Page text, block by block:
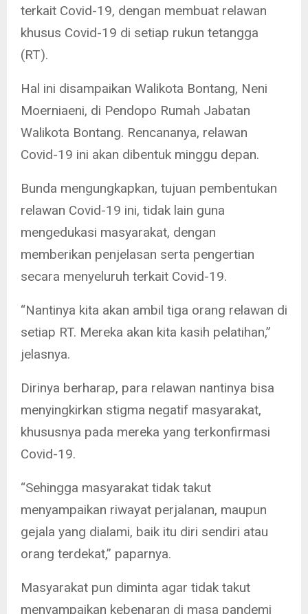
terkait Covid-19, dengan membuat relawan
khusus Covid-19 di setiap rukun tetangga
(RT).
Hal ini disampaikan Walikota Bontang, Neni
Moerniaeni, di Pendopo Rumah Jabatan
Walikota Bontang. Rencananya, relawan
Covid-19 ini akan dibentuk minggu depan.
Bunda mengungkapkan, tujuan pembentukan
relawan Covid-19 ini, tidak lain guna
mengedukasi masyarakat, dengan
memberikan penjelasan serta pengertian
secara menyeluruh terkait Covid-19.
“Nantinya kita akan ambil tiga orang relawan di
setiap RT. Mereka akan kita kasih pelatihan,”
jelasnya.
Dirinya berharap, para relawan nantinya bisa
menyingkirkan stigma negatif masyarakat,
khususnya pada mereka yang terkonfirmasi
Covid-19.
“Sehingga masyarakat tidak takut
menyampaikan riwayat perjalanan, maupun
gejala yang dialami, baik itu diri sendiri atau
orang terdekat,” paparnya.
Masyarakat pun diminta agar tidak takut
menyampaikan kebenaran di masa pandemi